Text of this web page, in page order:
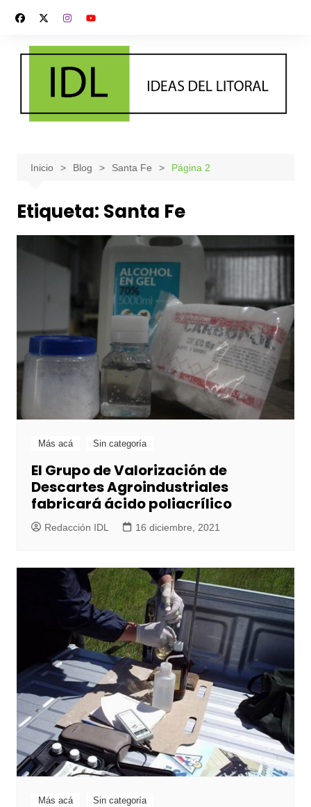
contenido
Inicio Blog Santa Fe Página 2
Etiqueta: Santa Fe
Más acá Sin categoría
El Grupo de Valorización de
Descartes Agroindustriales
fabricará ácido poliacrílico
Redacción IDL 16 diciembre, 2021
Más acá Sin categoría